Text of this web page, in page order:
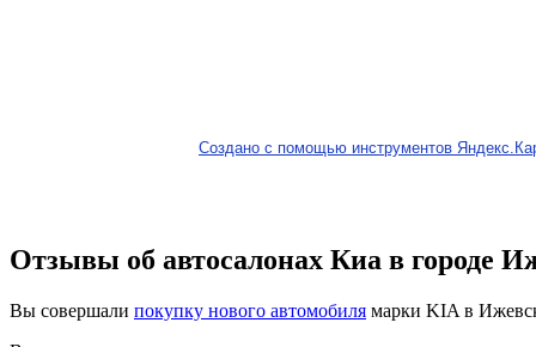
Создано с помощью инструментов
Отзывы об автосалонах Киа в городе
Вы совершали покупку нового автомобиля марки KIA в